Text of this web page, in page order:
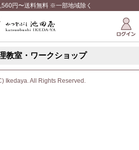
円〜送料無料 ※一部地域除く
教室・ワークショップ
Ikedaya. All Rights Reserved.